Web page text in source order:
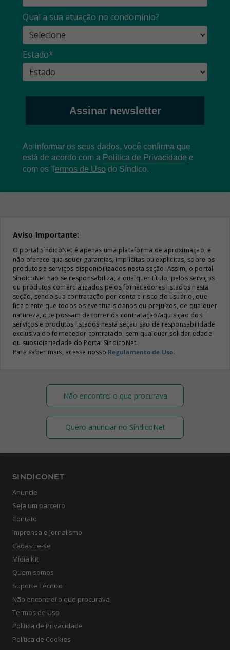
Qual a sua atuação no condomínio?
Estado*
Assinar newsletter
Ao informar os seus dados, você confirma que
está de acordo com a Política de Privacidade e
com os Termos de Uso do Síndico.
Aviso importante:
O portal SíndicoNet é apenas uma plataforma de aproximação, e
não oferece quaisquer garantias, implícitas ou explicitas, sobre os
produtos e serviços disponibilizados nesta seção. Assim, o portal
SíndicoNet não se responsabiliza, a qualquer título, pelos serviços
ou produtos comercializados pelos fornecedores listados nesta
seção, sendo sua contratação por conta e risco do usuário, que
fica ciente que todos os eventuais danos ou prejuízos, de qualquer
natureza, que possam decorrer da contratação/aquisição dos
serviços e produtos listados nesta seção são de responsabilidade
exclusiva do fornecedor contratado, sem qualquer solidariedade
ou subsidiariedade do Portal SíndicoNet.
Para saber mais, acesse nosso Regulamento de Uso.
Não encontrei o que procurava
Quero anunciar no SíndicoNet
SINDICONET
Anuncie
Seja um parceiro
Contato
Imprensa e Jornalismo
Cadastre-se
Mídia Kit
Quem somos
Suporte Técnico
Não encontrei o que procurava
Termos de Uso
Política de Privacidade
Política de Cookies